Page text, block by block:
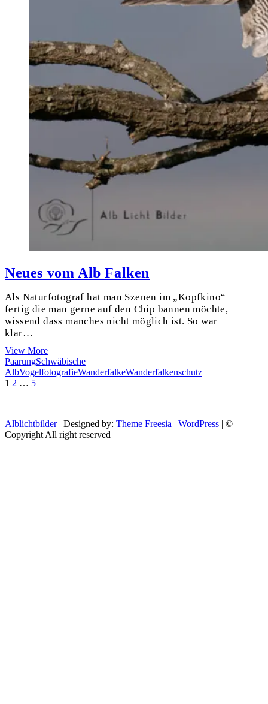
Neues vom Alb Falken
Als Naturfotograf hat man Szenen im „Kopfkino“
fertig die man gerne auf den Chip bannen möchte,
wissend dass manches nicht möglich ist. So war
klar…
View MoreNeues
vom
Alb
PaarungSchwäbische
AlbVogelfotografieWanderfalkeWanderfalkenschutz
Beitragsnavigation
Page
1 Page
2 … Page
5Next
Alblichtbilder| Designed by: Theme Freesia | WordPress | ©
Copyright All right reserved